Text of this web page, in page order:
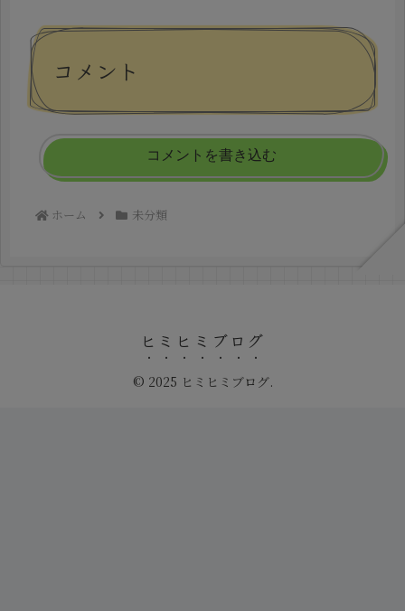
コメント
コメントを書き込む
ホーム 未分類
ヒミヒミブログ
© 2025 ヒミヒミブログ.